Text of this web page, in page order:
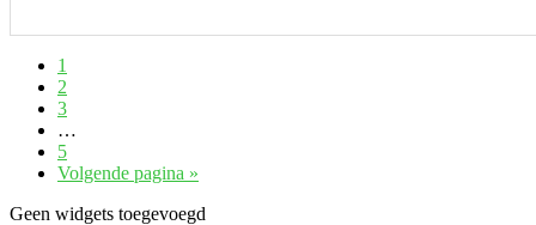
1
2
3
…
5
Volgende pagina »
Geen widgets toegevoegd